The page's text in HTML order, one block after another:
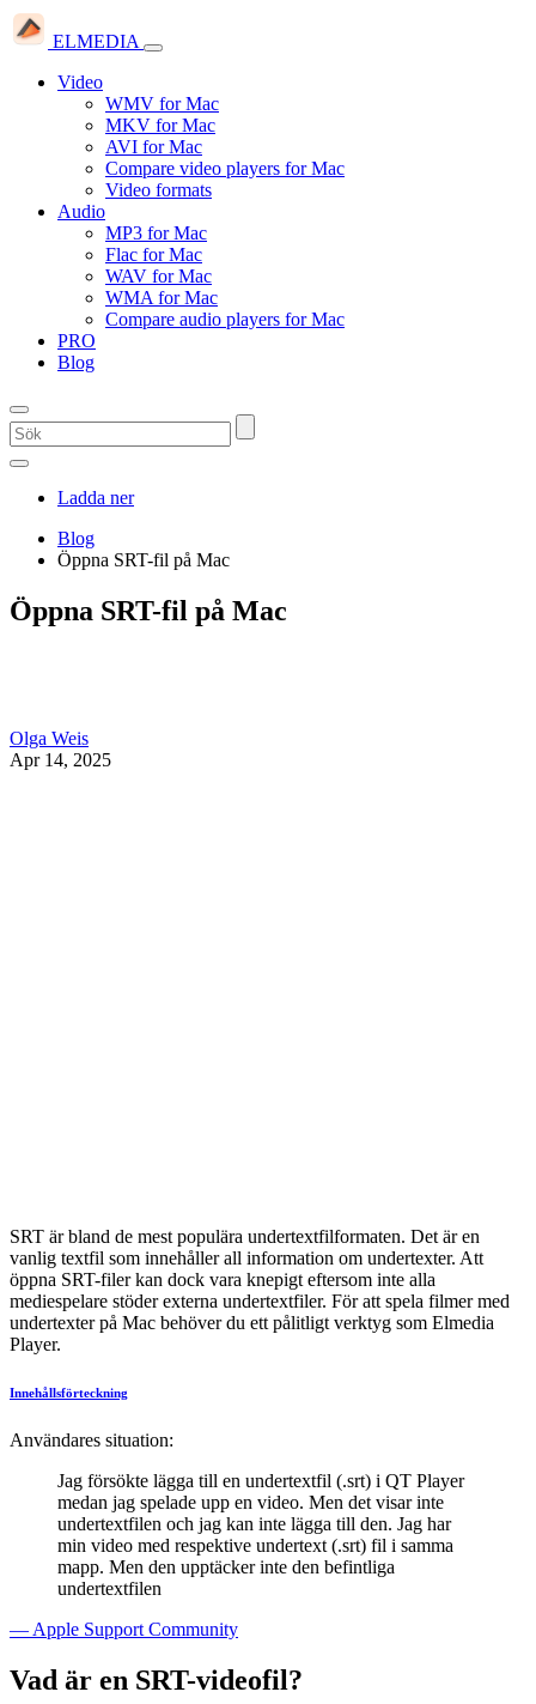
ELMEDIA
Video
WMV for Mac
MKV for Mac
AVI for Mac
Compare video players for Mac
Video formats
Audio
MP3 for Mac
Flac for Mac
WAV for Mac
WMA for Mac
Compare audio players for Mac
PRO
Blog
Ladda ner
Blog
Öppna SRT-fil på Mac
Öppna SRT-fil på Mac
Olga Weis
Apr 14, 2025
SRT är bland de mest populära undertextfilformaten. Det är en
vanlig textfil som innehåller all information om undertexter. Att
öppna SRT-filer kan dock vara knepigt eftersom inte alla
mediespelare stöder externa undertextfiler. För att spela filmer med
undertexter på Mac behöver du ett pålitligt verktyg som Elmedia
Player.
Innehållsförteckning
Användares situation:
Jag försökte lägga till en undertextfil (.srt) i QT Player
medan jag spelade upp en video. Men det visar inte
undertextfilen och jag kan inte lägga till den. Jag har
min video med respektive undertext (.srt) fil i samma
mapp. Men den upptäcker inte den befintliga
undertextfilen
— Apple Support Community
Vad är en SRT-videofil?